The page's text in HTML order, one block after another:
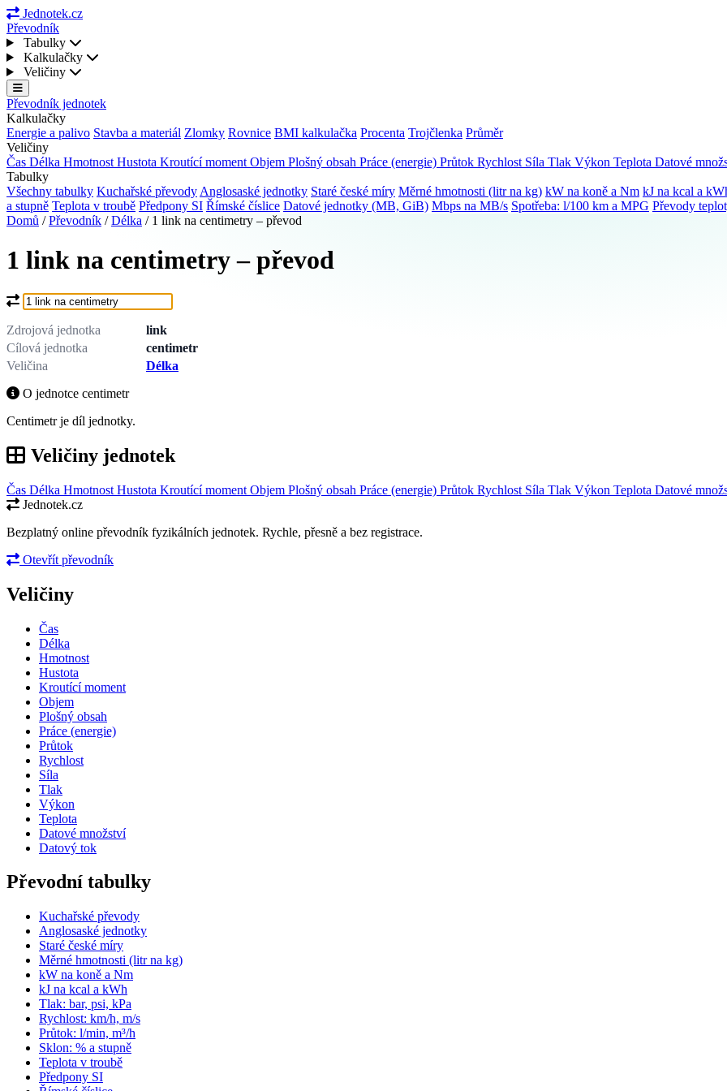
Jednotek.cz
Převodník
Tabulky
Kalkulačky
Veličiny
Převodník jednotek
Kalkulačky
Energie a palivo Stavba a materiál Zlomky Rovnice BMI kalkulačka Procenta Trojčlenka Průměr
Veličiny
Čas Délka Hmotnost Hustota Kroutící moment Objem Plošný obsah Práce (energie) Průtok Rychlost Síla Tlak Výkon Teplota Datové
Tabulky
Všechny tabulky Kuchařské převody Anglosaské jednotky Staré české míry Měrné hmotnosti (litr na kg) kW na koně a Nm kJ na kcal a
a stupně Teplota v troubě Předpony SI Římské číslice Datové jednotky (MB, GiB) Mbps na MB/s Spotřeba: l/100 km a MPG Převody
Domů / Převodník / Délka / 1 link na centimetry – převod
1 link na centimetry – převod
Co chcete převést?
Zdrojová jednotka
link
Cílová jednotka
centimetr
Veličina
Délka
O jednotce centimetr
Centimetr je díl jednotky.
Veličiny jednotek
Čas Délka Hmotnost Hustota Kroutící moment Objem Plošný obsah Práce (energie) Průtok Rychlost Síla Tlak Výkon Teplota Datové
Jednotek.cz
Bezplatný online převodník fyzikálních jednotek. Rychle, přesně a bez registrace.
Otevřít převodník
Veličiny
Čas
Délka
Hmotnost
Hustota
Kroutící moment
Objem
Plošný obsah
Práce (energie)
Průtok
Rychlost
Síla
Tlak
Výkon
Teplota
Datové množství
Datový tok
Převodní tabulky
Kuchařské převody
Anglosaské jednotky
Staré české míry
Měrné hmotnosti (litr na kg)
kW na koně a Nm
kJ na kcal a kWh
Tlak: bar, psi, kPa
Rychlost: km/h, m/s
Průtok: l/min, m³/h
Sklon: % a stupně
Teplota v troubě
Předpony SI